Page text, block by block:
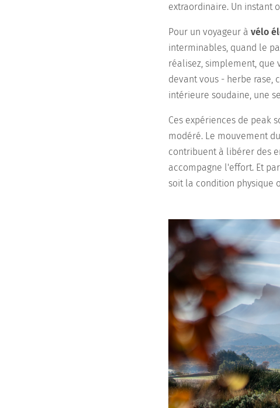
extraordinaire. Un instant
Pour un voyageur à vélo
interminables, quand le
réalisez, simplement, que
devant vous - herbe rase,
intérieure soudaine, une
Ces expériences de peak
modéré. Le mouvement
contribuent à libérer des
accompagne l'effort. Et
soit la condition physique